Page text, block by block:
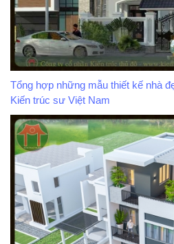
Tổng hợp những mẫu thiết kế nhà
Kiến trúc sư Việt Nam